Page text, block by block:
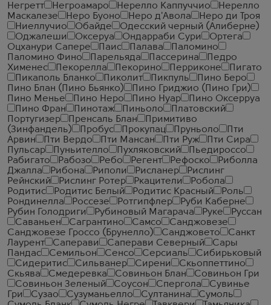
Негретт
Негроамаро Нерелло Каппуччио
Нерелло
Маскалезе
Неро Буоно Неро д'Авола
Неро ди Троя
Ниеллучио
Обайде
Одесский черный (Алиберне)
Оджалеши
Оксеруа Ондарраби Сури
Ортега
Оцханури Сапере
Паис Палава
Паломино
Паломино Фино
Парельяда Пассерина
Педро
Хименес
Пекорелла Пекорино Перриконе
Пигато
Пикаполь Бланко
Пиколит Пикпуль
Пино Беро
Пино Блан (Пино Бьянко)
Пино Гриджио (Пино Гри)
Пино Менье
Пино Неро Пино Нуар
Пино Оксерруа
Пино Фран
Пинотаж Пиньоло
Платовский
Португизер
Пренсаль Блан
Примитиво
(Зинфандель)
Пробус Прокупац Пруньоло
Пти
Арвин
Пти Вердо Пти Мансан Пти Руж
Пти Сира
Пульсар
Пуньителло Пухляковский
Пьедироссо
Рабигато
Рабозо Ребо Регент Рефоско
Риболла
Джалла
Рибона Риполи Рисланер
Рислинг
Рейнский
Рислинг Ротер Ркацители
Робола
Родитис
Родитис Белый Родитис Красный
Роль
Рондинелла
Россезе Ротгипфлер
Руби Каберне
Рубин Голодриги
Рубиновый Магарача Руке
Руссан
Саваньен
Сагрантино Самсо
Санджовезе
Санджовезе Гроссо (Брунелло)
Санджовето
Санкт
Лаурент
Саперави Саперави Северный
Сары
Пандас
Семильон Сенсо Серсиаль
Сибирьковый
Сидеритис
Сильванер Сирени
Скьоппеттино
Скьява
Смедеревка Совиньон Блан
Совиньон Гри
Совиньон Зеленый
Соусон Спергола
Сувинье
Гри
Сузао Сузуманьелло Султанина
Сумоль